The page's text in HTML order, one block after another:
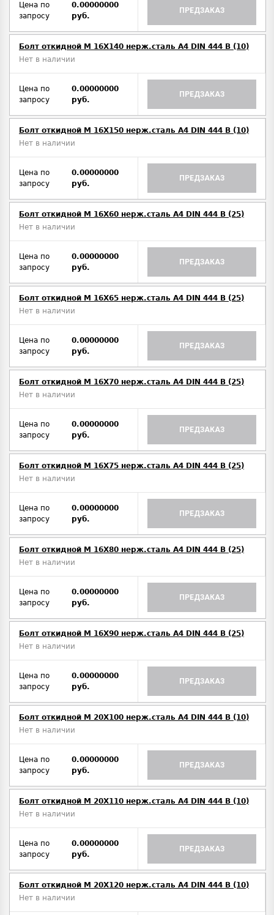
Цена по
запросу
0.00000000
руб.
ПРЕДЗАКАЗ
Болт откидной M 16Х140 нерж.сталь A4 DIN 444 B (10)
Нет в наличии
Цена по
запросу
0.00000000
руб.
ПРЕДЗАКАЗ
Болт откидной M 16Х150 нерж.сталь A4 DIN 444 B (10)
Нет в наличии
Цена по
запросу
0.00000000
руб.
ПРЕДЗАКАЗ
Болт откидной M 16Х60 нерж.сталь A4 DIN 444 B (25)
Нет в наличии
Цена по
запросу
0.00000000
руб.
ПРЕДЗАКАЗ
Болт откидной M 16Х65 нерж.сталь A4 DIN 444 B (25)
Нет в наличии
Цена по
запросу
0.00000000
руб.
ПРЕДЗАКАЗ
Болт откидной M 16Х70 нерж.сталь A4 DIN 444 B (25)
Нет в наличии
Цена по
запросу
0.00000000
руб.
ПРЕДЗАКАЗ
Болт откидной M 16Х75 нерж.сталь A4 DIN 444 B (25)
Нет в наличии
Цена по
запросу
0.00000000
руб.
ПРЕДЗАКАЗ
Болт откидной M 16Х80 нерж.сталь A4 DIN 444 B (25)
Нет в наличии
Цена по
запросу
0.00000000
руб.
ПРЕДЗАКАЗ
Болт откидной M 16Х90 нерж.сталь A4 DIN 444 B (25)
Нет в наличии
Цена по
запросу
0.00000000
руб.
ПРЕДЗАКАЗ
Болт откидной M 20Х100 нерж.сталь A4 DIN 444 B (10)
Нет в наличии
Цена по
запросу
0.00000000
руб.
ПРЕДЗАКАЗ
Болт откидной M 20Х110 нерж.сталь A4 DIN 444 B (10)
Нет в наличии
Цена по
запросу
0.00000000
руб.
ПРЕДЗАКАЗ
Болт откидной M 20Х120 нерж.сталь A4 DIN 444 B (10)
Нет в наличии